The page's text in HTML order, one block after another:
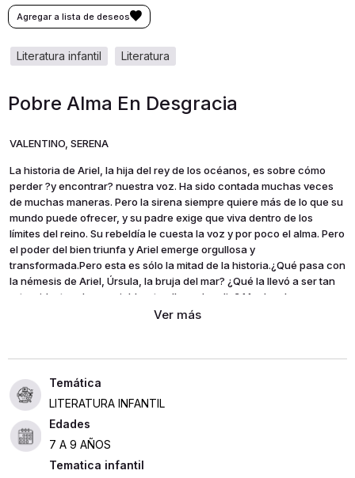
literatura
literatura infantil
Pobre Alma En Desgracia
VALENTINO, SERENA
La historia de Ariel, la hija del rey de los océanos, es sobre cómo
perder ?y encontrar? nuestra voz. Ha sido contada muchas veces
de muchas maneras. Pero la sirena siempre quiere más de lo que su
mundo puede ofrecer, y su padre exige que viva dentro de los
límites del reino. Su rebeldía le cuesta la voz y por poco el alma. Pero
el poder del bien triunfa y Ariel emerge orgullosa y
transformada.Pero esta es sólo la mitad de la historia.¿Qué pasa con
la némesis de Ariel, Úrsula, la bruja del mar? ¿Qué la llevó a ser tan
retorcida, tan despreciable y tan llena de odio? Muchos han
intentado explicar sus motivos. Esta es sólo una versión de lo que
LITERATURA INFANTIL
Edades
7 A 9 AÑOS
Tematica infantil